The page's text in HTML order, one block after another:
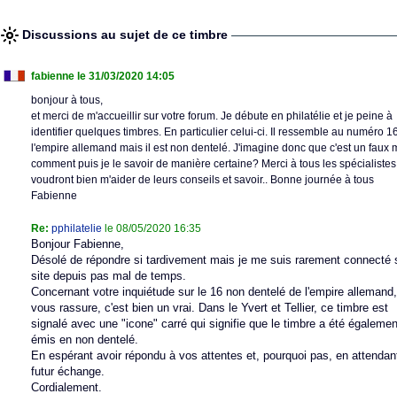
Discussions au sujet de ce timbre
fabienne le 31/03/2020 14:05
bonjour à tous,
et merci de m'accueillir sur votre forum. Je débute en philatélie et je peine à
identifier quelques timbres. En particulier celui-ci. Il ressemble au numéro
l'empire allemand mais il est non dentelé. J'imagine donc que c'est un faux
comment puis je le savoir de manière certaine? Merci à tous les
voudront bien m'aider de leurs conseils et savoir.. Bonne journée à tous
Fabienne
Re: pphilatelie le 08/05/2020 16:35
Bonjour Fabienne,
Désolé de répondre si tardivement mais je me suis rarement connecté
site depuis pas mal de temps.
Concernant votre inquiétude sur le 16 non dentelé de l'empire
vous rassure, c'est bien un vrai. Dans le Yvert et Tellier, ce timbre est
signalé avec une "icone" carré qui signifie que le timbre a été
émis en non dentelé.
En espérant avoir répondu à vos attentes et, pourquoi pas, en
futur échange.
Cordialement.